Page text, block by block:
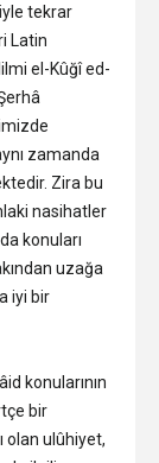
tekrar
Latin
el-Kûğî ed-
zamanda
Zira bu
nasihatler
konuları
uzağa
iyi bir
konularının
bir
olan ulûhiyet,